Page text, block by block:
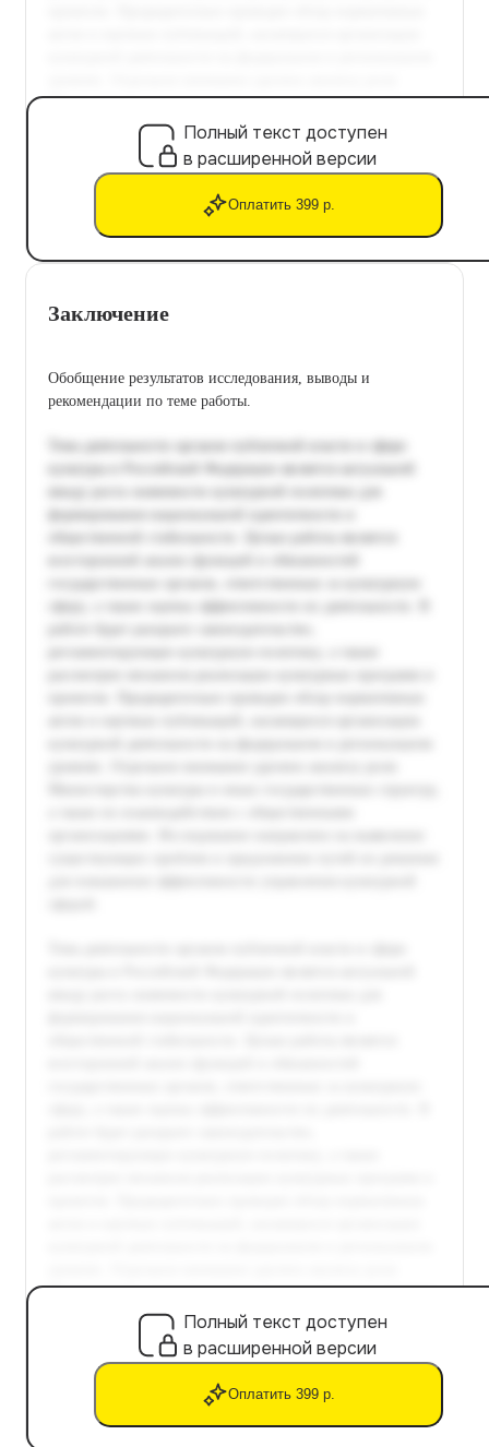
Полный текст доступен
в расширенной версии
Оплатить 399 р.
Заключение
Обобщение результатов исследования, выводы и
рекомендации по теме работы.
Полный текст доступен
в расширенной версии
Оплатить 399 р.